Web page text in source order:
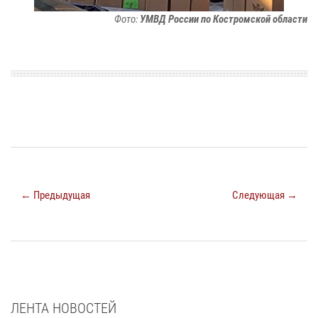
Фото: УМВД России по Костромской области
← Предыдущая Следующая →
ЛЕНТА НОВОСТЕЙ